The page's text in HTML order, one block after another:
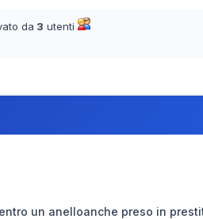
da 3 utenti
un anelloanche preso in